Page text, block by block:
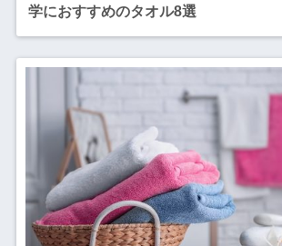
学におすすめのタオル8選